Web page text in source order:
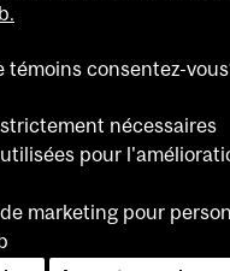
Accessibilité
Confidentialité
Avis sur les témoins
témoins consentez-
nécessaires
pour
marketing pour